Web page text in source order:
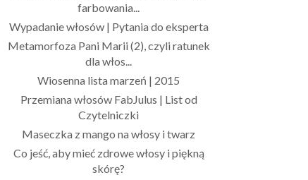
farbowania...
Wypadanie włosów | Pytania do eksperta
Metamorfoza Pani Marii (2), czyli ratunek
dla włos...
Wiosenna lista marzeń | 2015
Przemiana włosów FabJulus | List od
Czytelniczki
Maseczka z mango na włosy i twarz
Co jeść, aby mieć zdrowe włosy i piękną
skórę?